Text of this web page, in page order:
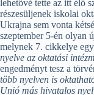
lehetővé tette az itt élő
részesüljenek iskolai
Ukrajna sem vonta
szeptember 5-én olyan
melynek 7. cikkelye
nyelve az oktatási
engedményt tesz a
több nyelven is
Unió más hivatalos